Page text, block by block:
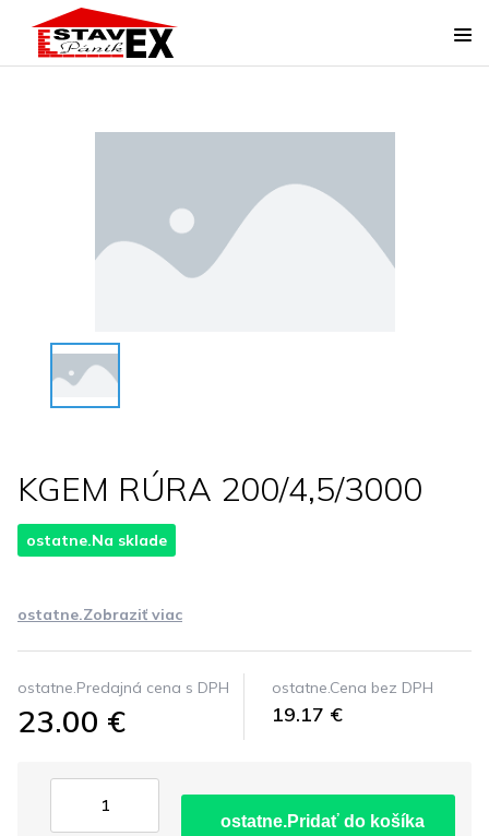
KGEM RÚRA 200/4,5/3000
ostatne.Na sklade
ostatne.Zobraziť viac
ostatne.Predajná cena s DPH
23.00 €
ostatne.Cena bez DPH
19.17 €
ostatne.Pridať do košíka